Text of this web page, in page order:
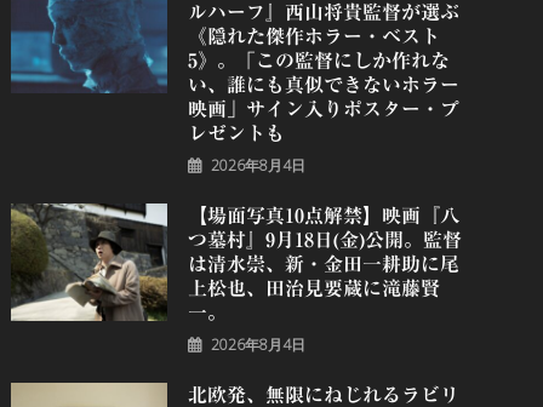
ルハーフ』⻄⼭将貴監督が選ぶ
《隠れた傑作ホラー・ベスト
5》。「この監督にしか作れな
い、誰にも真似できないホラー
映画」サイン入りポスター・プ
レゼントも
2026年8月4日
【場面写真10点解禁】映画『八
つ墓村』9月18日(金)公開。監督
は清水崇、新・金田一耕助に尾
上松也、田治見要蔵に滝藤賢
一。
2026年8月4日
北欧発、無限にねじれるラビリ